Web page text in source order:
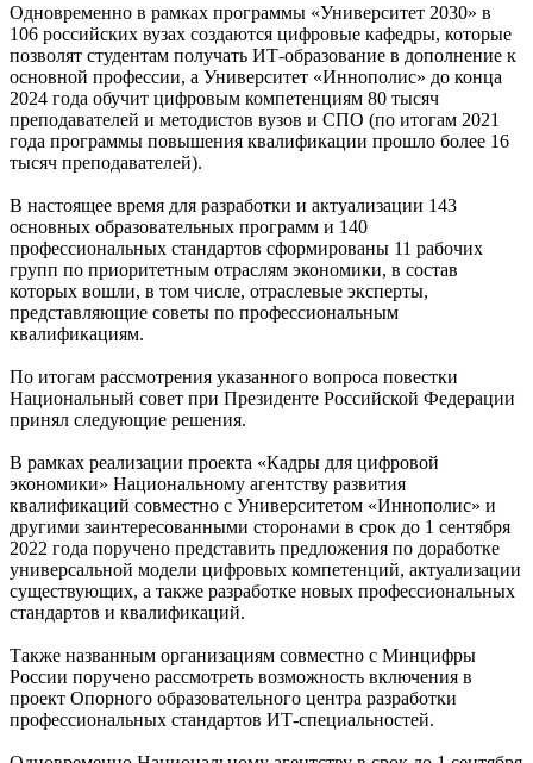
Одновременно в рамках программы «Университет 2030» в
106 российских вузах создаются цифровые кафедры, которые
позволят студентам получать ИТ-образование в дополнение к
основной профессии, а Университет «Иннополис» до конца
2024 года обучит цифровым компетенциям 80 тысяч
преподавателей и методистов вузов и СПО (по итогам 2021
года программы повышения квалификации прошло более 16
тысяч преподавателей).
В настоящее время для разработки и актуализации 143
основных образовательных программ и 140
профессиональных стандартов сформированы 11 рабочих
групп по приоритетным отраслям экономики, в состав
которых вошли, в том числе, отраслевые эксперты,
представляющие советы по профессиональным
квалификациям.
По итогам рассмотрения указанного вопроса повестки
Национальный совет при Президенте Российской Федерации
принял следующие решения.
В рамках реализации проекта «Кадры для цифровой
экономики» Национальному агентству развития
квалификаций совместно с Университетом «Иннополис» и
другими заинтересованными сторонами в срок до 1 сентября
2022 года поручено представить предложения по доработке
универсальной модели цифровых компетенций, актуализации
существующих, а также разработке новых профессиональных
стандартов и квалификаций.
Также названным организациям совместно с Минцифры
России поручено рассмотреть возможность включения в
проект Опорного образовательного центра разработки
профессиональных стандартов ИТ-специальностей.